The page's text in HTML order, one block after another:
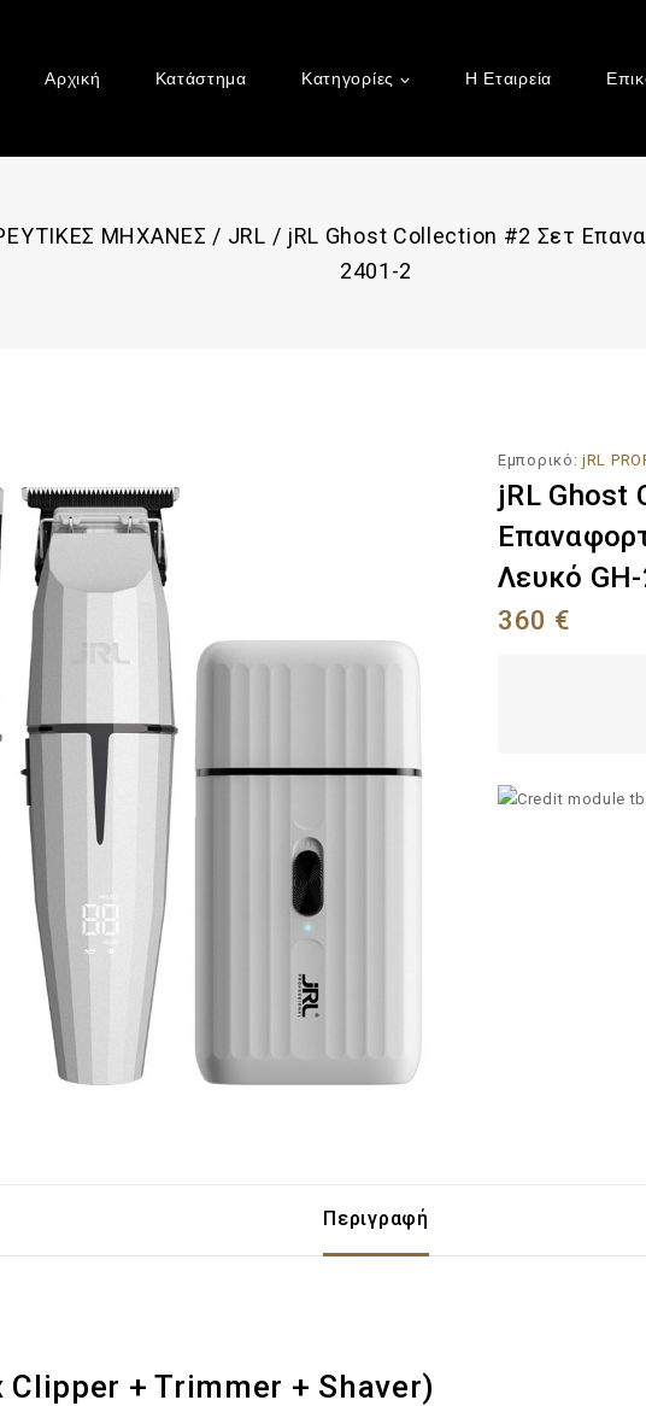
Αρχική Κατάστημα Κατηγορίες Η Εταιρεία
ΜΗΧΑΝΕΣ / JRL / jRL Ghost Collection #2 Σετ
2401-2
Εμπορικό: jRL
jRL Ghost
Λευκό
360 €
Περιγραφή
Clipper + Trimmer + Shaver)